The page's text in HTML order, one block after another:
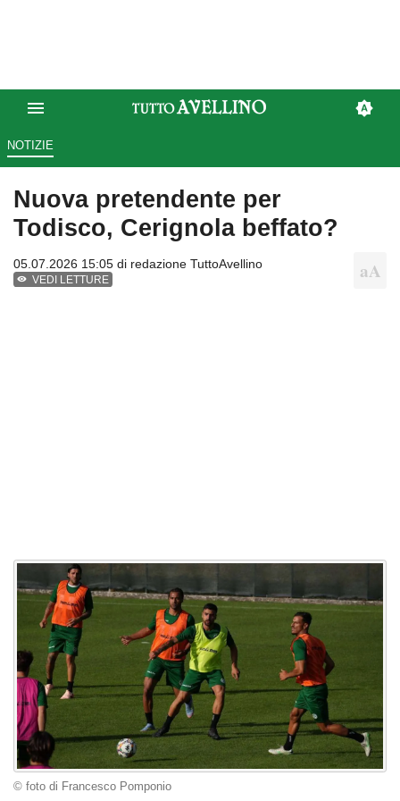
NOTIZIE
Nuova pretendente per
Todisco, Cerignola beffato?
05.07.2026 15:05 di redazione TuttoAvellino
VEDI LETTURE
© foto di Francesco Pomponio